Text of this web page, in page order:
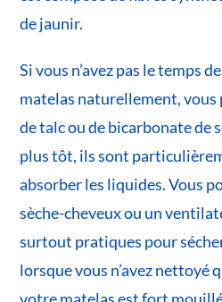
de jaunir.
Si vous n’avez pas le temps
matelas naturellement, vous
de talc ou de bicarbonate de
plus tôt, ils sont
absorber les liquides. Vous
sèche-cheveux ou un
surtout pratiques pour
lorsque vous n’avez nettoyé